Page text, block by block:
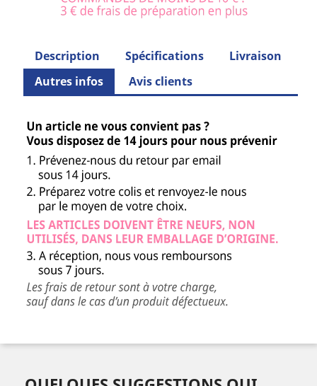
Description Spécifications
Livraison
Autres infos
Avis clients